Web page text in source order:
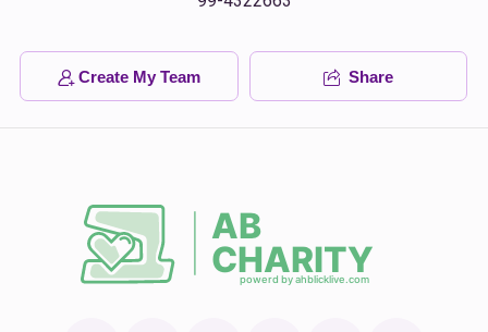
Create My Team Share